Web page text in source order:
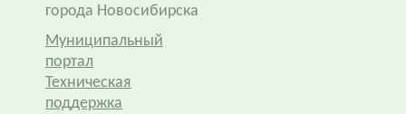
города Новосибирска
Муниципальный
портал
Техническая
поддержка